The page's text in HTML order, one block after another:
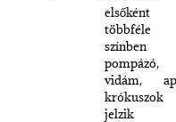
többféle
színben
pompázó,
vidám,
krókuszok
jelzik